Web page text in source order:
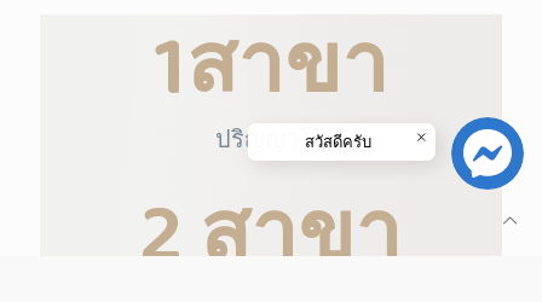
ปริญญาโท
1สาขา
2 สาขา
สวัสดีครับ